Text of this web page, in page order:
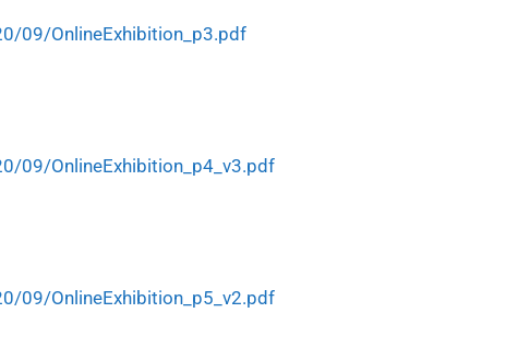
09/OnlineExhibition_p3.pdf
09/OnlineExhibition_p4_v3.pdf
09/OnlineExhibition_p5_v2.pdf